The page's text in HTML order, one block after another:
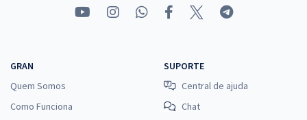
GRAN
Quem Somos
Como Funciona
SUPORTE
Central de ajuda
Chat